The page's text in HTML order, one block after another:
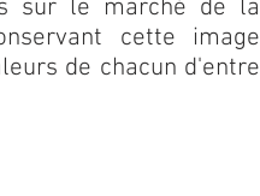
sur le marché de la
cette image
de chacun d'entre